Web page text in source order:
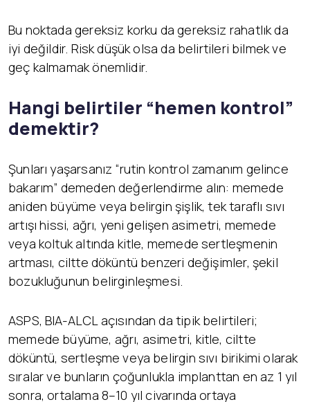
Bu noktada gereksiz korku da gereksiz rahatlık da
iyi değildir. Risk düşük olsa da belirtileri bilmek ve
geç kalmamak önemlidir.
Hangi belirtiler “hemen kontrol”
demektir?
Şunları yaşarsanız “rutin kontrol zamanım gelince
bakarım” demeden değerlendirme alın: memede
aniden büyüme veya belirgin şişlik, tek taraflı sıvı
artışı hissi, ağrı, yeni gelişen asimetri, memede
veya koltuk altında kitle, memede sertleşmenin
artması, ciltte döküntü benzeri değişimler, şekil
bozukluğunun belirginleşmesi.
ASPS, BIA-ALCL açısından da tipik belirtileri;
memede büyüme, ağrı, asimetri, kitle, ciltte
döküntü, sertleşme veya belirgin sıvı birikimi olarak
sıralar ve bunların çoğunlukla implanttan en az 1 yıl
sonra, ortalama 8–10 yıl civarında ortaya